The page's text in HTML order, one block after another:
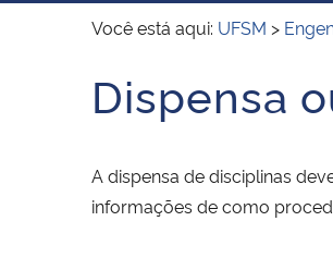
Secretaria de Governo
Você está aqui: UFSM >
Início do conteúdo
Dispensa
A dispensa de disciplinas
informações de como